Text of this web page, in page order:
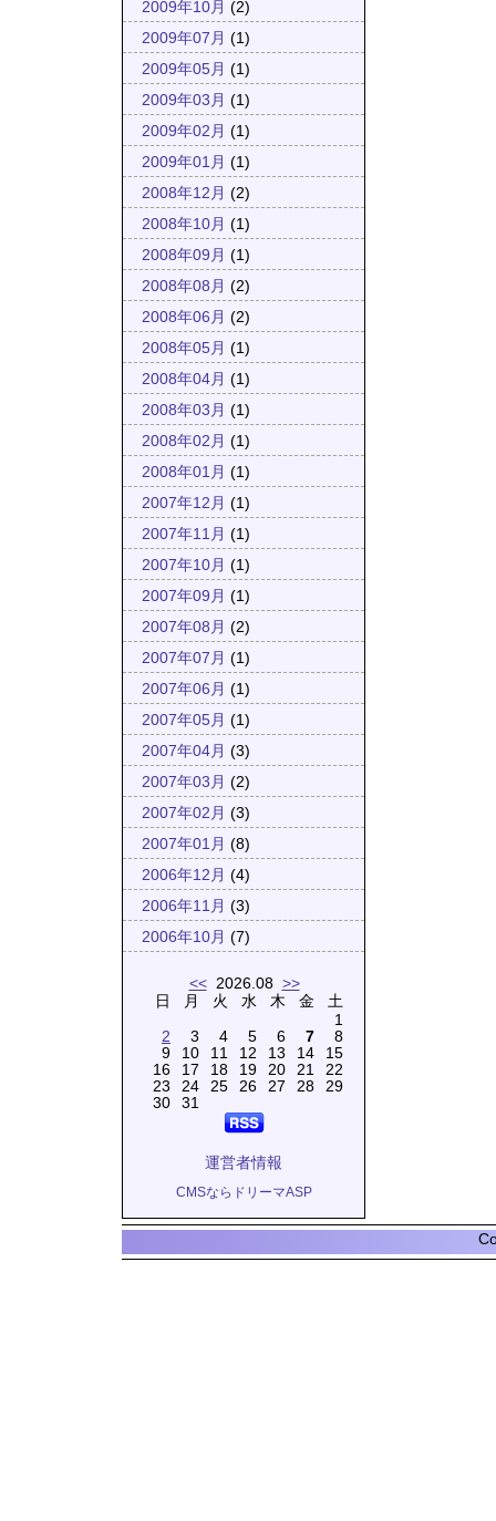
2009年10月 (2)
2009年07月 (1)
2009年05月 (1)
2009年03月 (1)
2009年02月 (1)
2009年01月 (1)
2008年12月 (2)
2008年10月 (1)
2008年09月 (1)
2008年08月 (2)
2008年06月 (2)
2008年05月 (1)
2008年04月 (1)
2008年03月 (1)
2008年02月 (1)
2008年01月 (1)
2007年12月 (1)
2007年11月 (1)
2007年10月 (1)
2007年09月 (1)
2007年08月 (2)
2007年07月 (1)
2007年06月 (1)
2007年05月 (1)
2007年04月 (3)
2007年03月 (2)
2007年02月 (3)
2007年01月 (8)
2006年12月 (4)
2006年11月 (3)
2006年10月 (7)
<<2026.08 >>
日
2
9
16
23
30
月
3
10
17
24
31
火
4
11
18
25
水
5
12
19
26
木
6
13
20
27
金
7
14
21
28
土
1
8
15
22
29
運営者情報
CMSならドリーマASP